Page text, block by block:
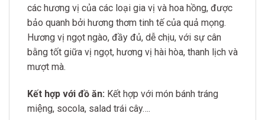
các hương vị của các loại gia vị và hoa hồng, được
bảo quanh bởi hương thơm tinh tế của quả mọng.
Hương vị ngọt ngào, đầy đủ, dễ chịu, với sự cân
bằng tốt giữa vị ngọt, hương vị hài hòa, thanh lịch và
mượt mà.
Kết hợp với đồ ăn: Kết hợp với món bánh tráng
miệng, socola, salad trái cây….